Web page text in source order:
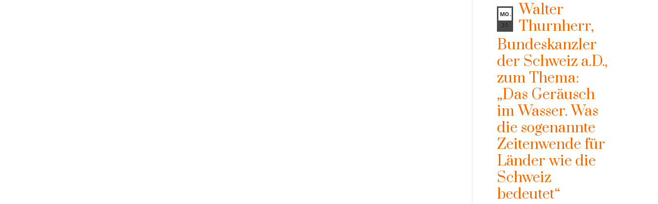
MO.
31
Walter
Thurnherr,
Bundeskanzler
der Schweiz a.D.,
zum Thema:
„Das Geräusch
im Wasser. Was
die sogenannte
Zeitenwende für
Länder wie die
Schweiz
bedeutet“